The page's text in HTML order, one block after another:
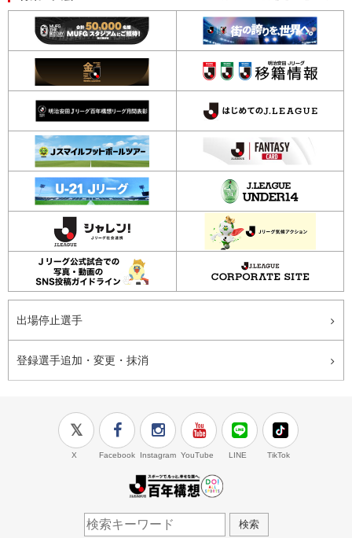
出場停止選手
登録選手追加・変更・抹消
X Facebook Instagram YouTube LINE TikTok
検索